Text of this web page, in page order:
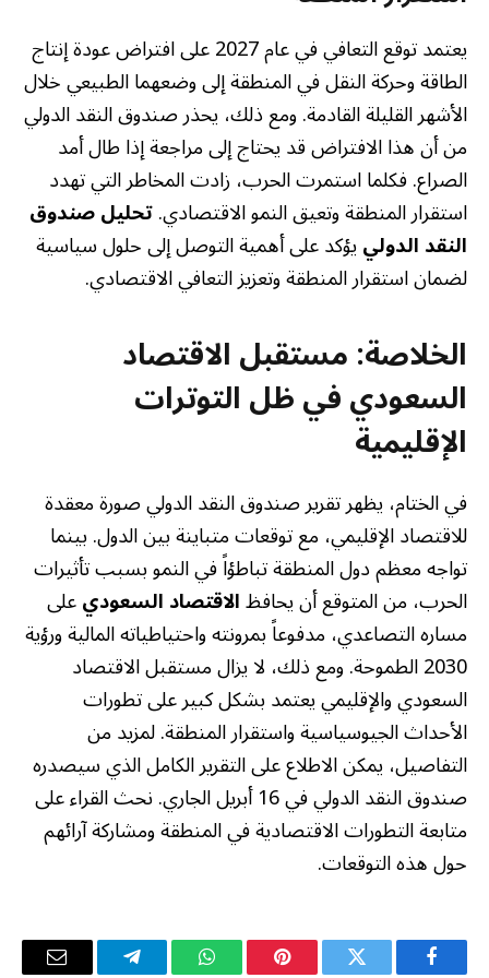
يعتمد توقع التعافي في عام 2027 على افتراض عودة إنتاج
الطاقة وحركة النقل في المنطقة إلى وضعهما الطبيعي خلال
الأشهر القليلة القادمة. ومع ذلك، يحذر صندوق النقد الدولي
من أن هذا الافتراض قد يحتاج إلى مراجعة إذا طال أمد
الصراع. فكلما استمرت الحرب، زادت المخاطر التي تهدد
استقرار المنطقة وتعيق النمو الاقتصادي.تحليل صندوق
النقد الدولييؤكد على أهمية التوصل إلى حلول سياسية
لضمان استقرار المنطقة وتعزيز التعافي الاقتصادي.
الخلاصة: مستقبل الاقتصاد
السعودي في ظل التوترات
الإقليمية
في الختام، يظهر تقرير صندوق النقد الدولي صورة معقدة
للاقتصاد الإقليمي، مع توقعات متباينة بين الدول. بينما
تواجه معظم دول المنطقة تباطؤاً في النمو بسبب تأثيرات
الحرب، من المتوقع أن يحافظالاقتصاد السعوديعلى
مساره التصاعدي، مدفوعاً بمرونته واحتياطياته المالية ورؤية
2030 الطموحة. ومع ذلك، لا يزال مستقبل الاقتصاد
السعودي والإقليمي يعتمد بشكل كبير على تطورات
الأحداث الجيوسياسية واستقرار المنطقة. لمزيد من
التفاصيل، يمكن الاطلاع على التقرير الكامل الذي سيصدره
صندوق النقد الدولي في 16 أبريل الجاري. نحث القراء على
متابعة التطورات الاقتصادية في المنطقة ومشاركة آرائهم
حول هذه التوقعات.
فيسبوك تويتر بينتيريستواتساب تيلقرام
البريد